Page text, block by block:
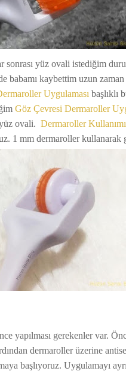
yüz ovali istediğim
babamı kaybettim uzun
Uygulaması başlıklı
Göz Çevresi Dermaroller
ovali. Dermaroller Kullanımı
1 mm dermaroller
yapılması gerekenler var.
dermaroller üzerine
başlıyoruz. Uygulamayı